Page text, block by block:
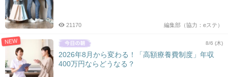
編集部（協力：eステ）
21170
NEW 8/6 (木)
2026年8月から変わる！「高額療養費制度」年収
400万円ならどうなる？